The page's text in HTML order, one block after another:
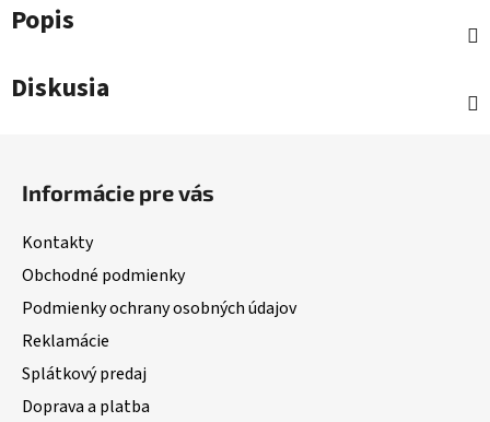
Popis
Diskusia
Informácie pre vás
Kontakty
Obchodné podmienky
Podmienky ochrany osobných údajov
Reklamácie
Splátkový predaj
Doprava a platba